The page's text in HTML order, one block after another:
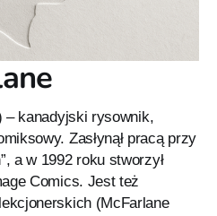
– kanadyjski rysownik,
Zasłynął pracą przy
a w 1992 roku stworzył
Comics. Jest też
(McFarlane